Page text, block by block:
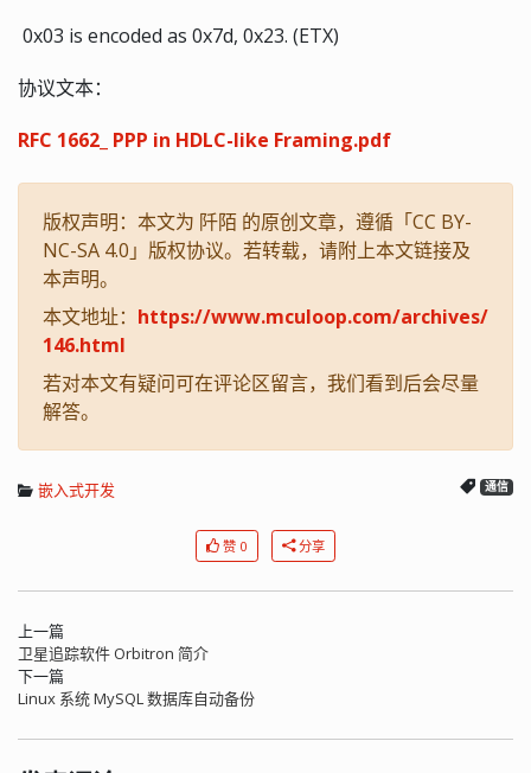
​ 0x03 is encoded as 0x7d, 0x23. (ETX)
协议文本：
RFC 1662_ PPP in HDLC-like Framing.pdf
版权声明：本文为 阡陌 的原创文章，遵循「CC BY-
NC-SA 4.0」版权协议。若转载，请附上本文链接及
本声明。
本文地址： https://www.mculoop.com/archives/
146.html
若对本文有疑问可在评论区留言，我们看到后会尽量
解答。
嵌入式开发 通信
赞 0 分享
上一篇
卫星追踪软件 Orbitron 简介
下一篇
Linux 系统 MySQL 数据库自动备份